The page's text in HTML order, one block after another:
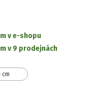
v e-shopu
v 9 prodejnách
cm